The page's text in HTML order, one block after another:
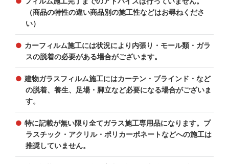
（商品の特性の違い商品別の施工性などはお尋ねくださ
い）
カーフィルム施工には状況により内張り・モール類・ガラ
スの脱着の必要がある場合がございます。
建物ガラスフィルム施工にはカーテン・ブラインド・など
の脱着、養生、足場・脚立など必要になる場合がございま
す。
特に記載が無い限り全てガラス施工専用品になります。プ
ラスチック・アクリル・ポリカーポネートなどへの施工は
推奨していません。